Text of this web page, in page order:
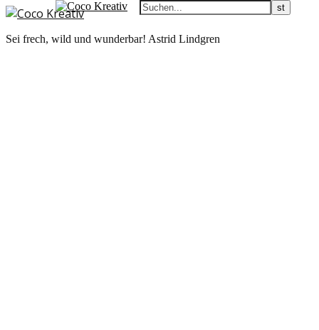
Sei frech, wild und wunderbar! Astrid Lindgren